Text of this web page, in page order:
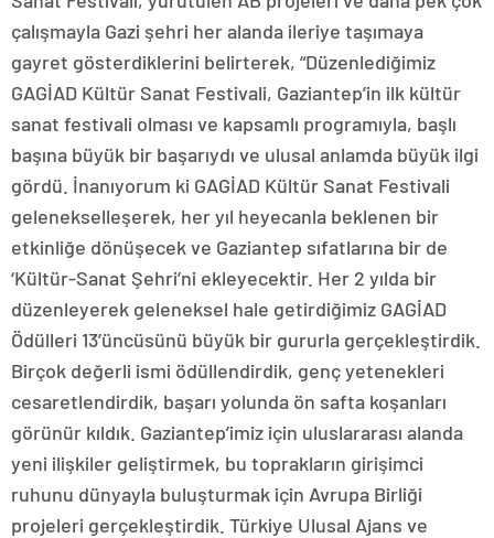
çalışmayla Gazi şehri her alanda ileriye taşımaya
gayret gösterdiklerini belirterek, “Düzenlediğimiz
GAGİAD Kültür Sanat Festivali, Gaziantep’in ilk kültür
sanat festivali olması ve kapsamlı programıyla, başlı
başına büyük bir başarıydı ve ulusal anlamda büyük ilgi
gördü. İnanıyorum ki GAGİAD Kültür Sanat Festivali
gelenekselleşerek, her yıl heyecanla beklenen bir
etkinliğe dönüşecek ve Gaziantep sıfatlarına bir de
‘Kültür-Sanat Şehri’ni ekleyecektir. Her 2 yılda bir
düzenleyerek geleneksel hale getirdiğimiz GAGİAD
Ödülleri 13’üncüsünü büyük bir gururla gerçekleştirdik.
Birçok değerli ismi ödüllendirdik, genç yetenekleri
cesaretlendirdik, başarı yolunda ön safta koşanları
görünür kıldık. Gaziantep’imiz için uluslararası alanda
yeni ilişkiler geliştirmek, bu toprakların girişimci
ruhunu dünyayla buluşturmak için Avrupa Birliği
projeleri gerçekleştirdik. Türkiye Ulusal Ajans ve